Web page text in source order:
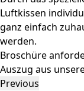
Luftkissen
ganz einfach
werden.
Broschüre
Auszug aus
Previous